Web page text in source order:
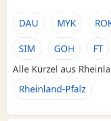
DAU MYK
SIM GOH FT
Alle Kürzel aus
Rheinland-Pfalz